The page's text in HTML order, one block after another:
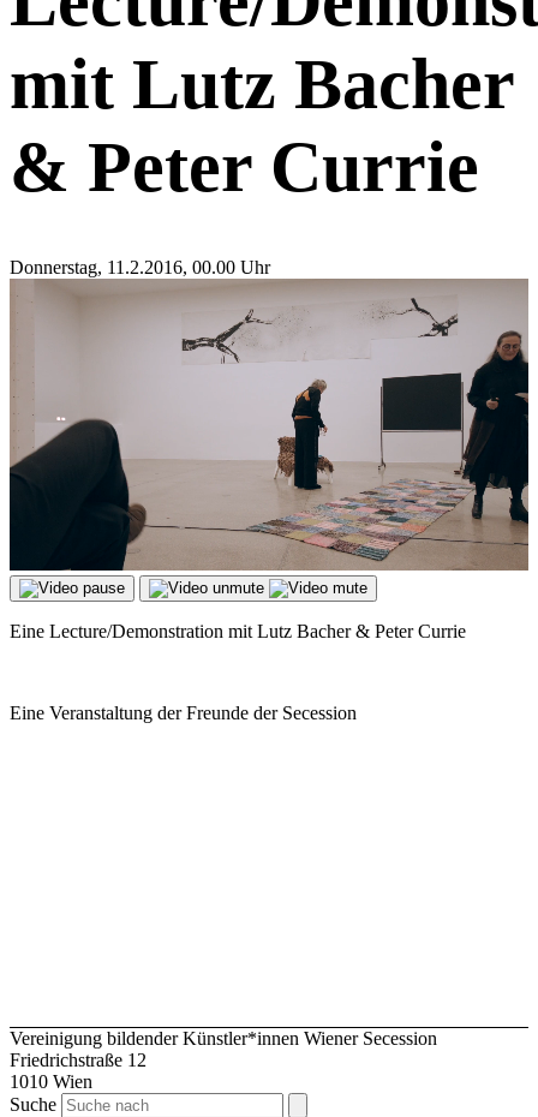
mit Lutz Bacher
& Peter Currie
Donnerstag, 11.2.2016, 00.00 Uhr
Eine Lecture/Demonstration mit Lutz Bacher & Peter Currie
Eine Veranstaltung der Freunde der Secession
Vereinigung bildender Künstler*innen Wiener Secession
Friedrichstraße 12
1010 Wien
Suche